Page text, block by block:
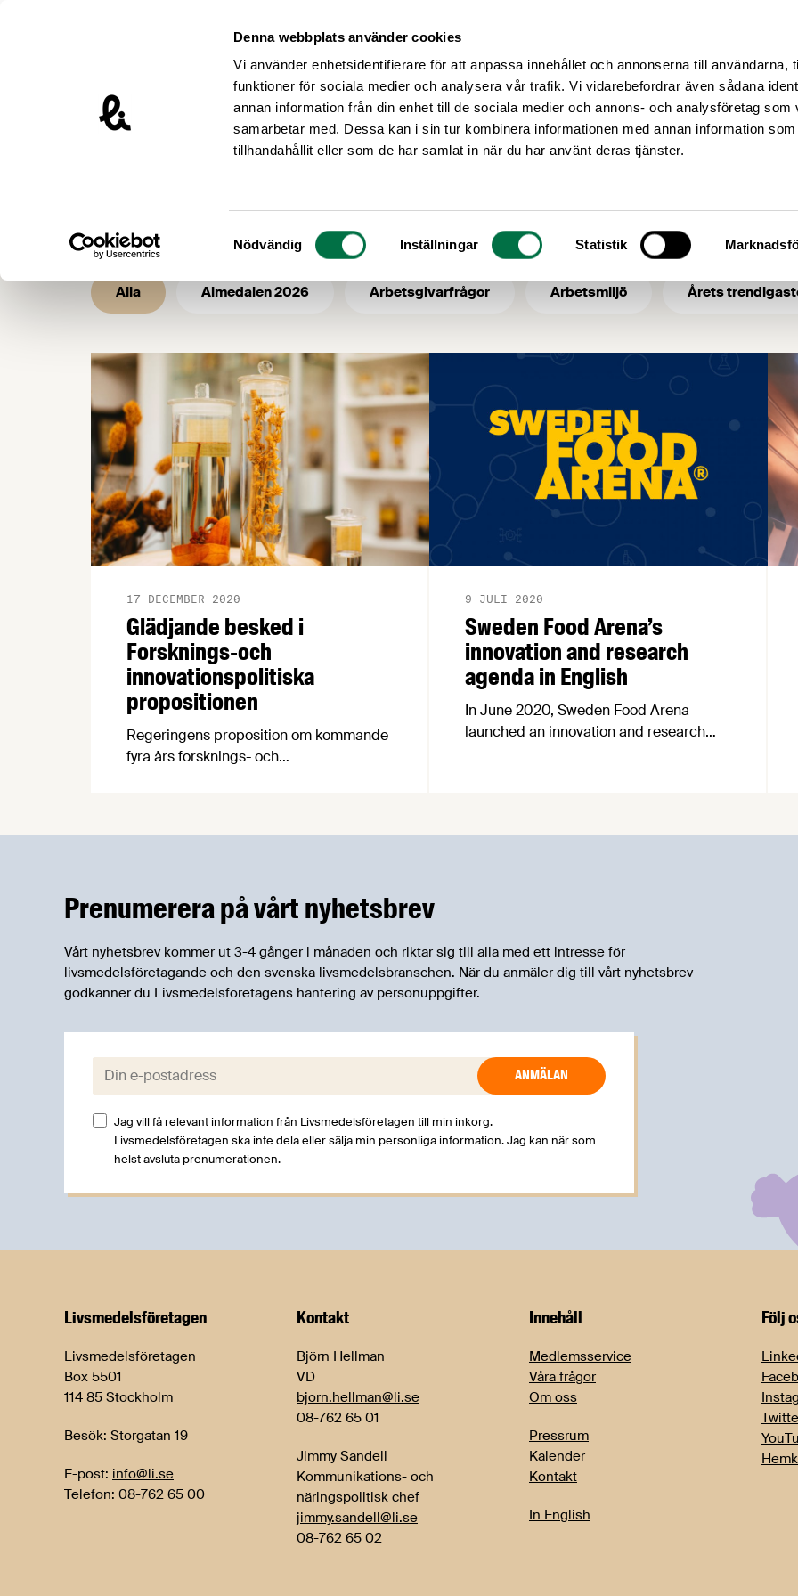
Denna webbplats använder cookies
Vi använder enhetsidentifierare för att anpassa innehållet och annonserna till användarna,
funktioner för sociala medier och analysera vår trafik. Vi vidarebefordrar även sådana
annan information från din enhet till de sociala medier och annons- och analysföretag som
samarbetar med. Dessa kan i sin tur kombinera informationen med annan information
tillhandahållit eller som de har samlat in när du har använt deras tjänster.
Samtyckesval
Nödvändig Inställningar Statistik
Livsmedelsföretagen – till startsidan
Livsmedelsföretagen / Nyhetsarkiv / FOI
Nyhetsarkiv - ämne: FOI
Alla Almedalen 2026 Arbetsgivarfrågor Arbetsmiljö Årets
Glädjande besked i
Forsknings-och
innovationspolitiska
propositionen
17 DECEMBER 2020
Regeringens proposition om kommande
fyra års forsknings- och
livsmedelsforskning, vilket är en
Sweden Food Arena’s
innovation and research
agenda in English
9 JULI 2020
In June 2020, Sweden Food Arena
launched an innovation and research
Prenumerera på vårt nyhetsbrev
Vårt nyhetsbrev kommer ut 3-4 gånger i månaden och riktar sig till alla med ett intresse för
livsmedelsföretagande och den svenska livsmedelsbranschen. När du anmäler dig till vårt nyhetsbrev
godkänner du Livsmedelsföretagens hantering av personuppgifter.
E-post:
Jag vill få relevant information från Livsmedelsföretagen till min inkorg.
Livsmedelsföretagen ska inte dela eller sälja min personliga information. Jag kan när som
helst avsluta prenumerationen.
Livsmedels­företagen
Livsmedelsföretagen
Box 5501
114 85 Stockholm
Besök: Storgatan 19
E-post: info@li.se
Telefon: 08-762 65 00
Kontakt
Björn Hellman
VD
bjorn.hellman@li.se
08-762 65 01
Jimmy Sandell
Kommunikations- och
näringspolitisk chef
jimmy.sandell@li.se
08-762 65 02
Innehåll
Medlemsservice
Våra frågor
Om oss
Pressrum
Kalender
Kontakt
In English
Följ